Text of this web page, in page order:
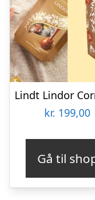
kr. 199,00
Gå til